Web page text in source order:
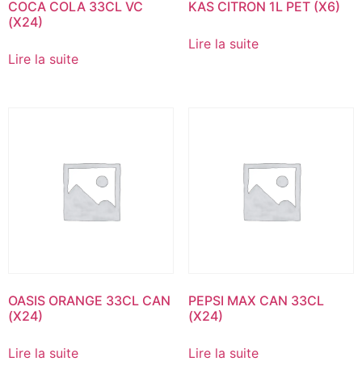
COCA COLA 33CL VC
(X24)
Lire la suite
KAS CITRON 1L PET (X6)
Lire la suite
OASIS ORANGE 33CL CAN
(X24)
Lire la suite
PEPSI MAX CAN 33CL
(X24)
Lire la suite